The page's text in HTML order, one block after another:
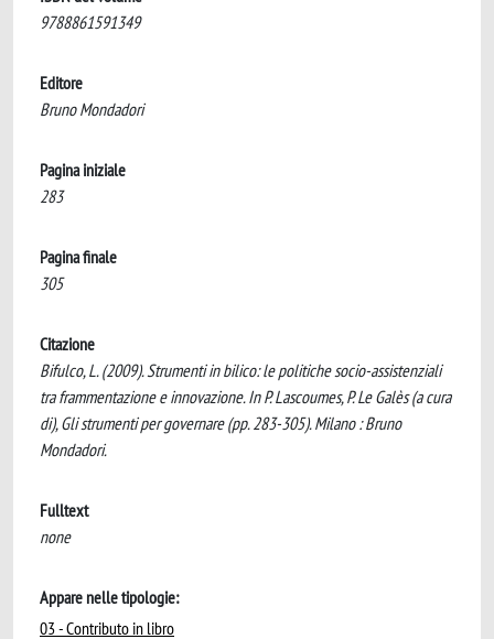
9788861591349
Editore
Bruno Mondadori
Pagina iniziale
283
Pagina finale
305
Citazione
Bifulco, L. (2009). Strumenti in bilico: le politiche socio-assistenziali
tra frammentazione e innovazione. In P. Lascoumes, P. Le Galès (a cura
di), Gli strumenti per governare (pp. 283-305). Milano : Bruno
Mondadori.
Fulltext
none
Appare nelle tipologie:
03 - Contributo in libro